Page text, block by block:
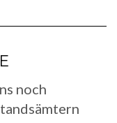
noch